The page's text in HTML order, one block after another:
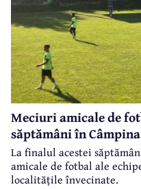
Meciuri amicale de
săptămâni în
La finalul acestei
amicale de fotbal ale
localitățile învecinate.